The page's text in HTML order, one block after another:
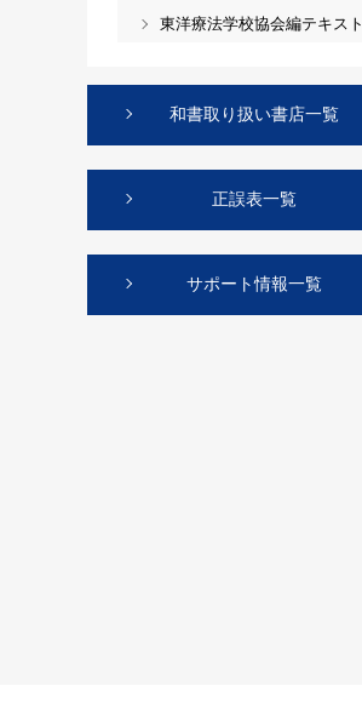
東洋療法学校協会編テキスト
和書取り扱い書店一覧
正誤表一覧
サポート情報一覧